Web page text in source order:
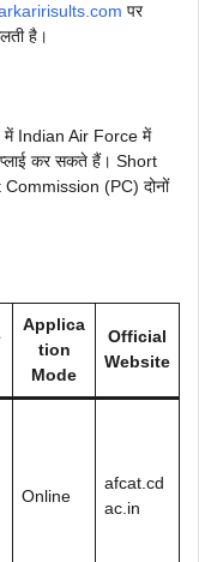
पर
है।
में Indian Air Force में
कर सकते हैं। Short
(PC) दोनों
Applica
tion
Mode
Official
Website
Online
afcat.cd
ac.in